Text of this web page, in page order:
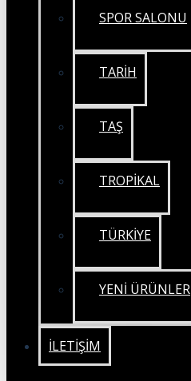
SPOR SALONU
TARİH
TAŞ
TROPİKAL
TÜRKİYE
YENİ ÜRÜNLER
İLETIŞIM